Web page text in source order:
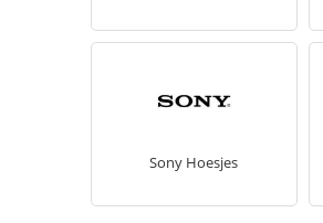
Sony Hoesjes